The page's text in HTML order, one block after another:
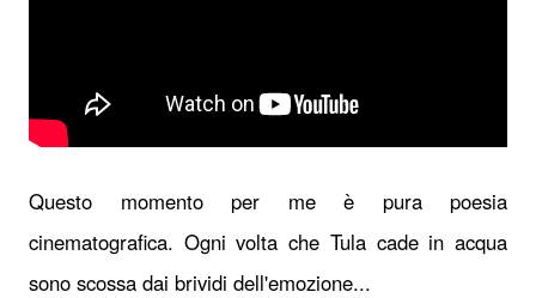
Questo momento per me è pura poesia
cinematografica. Ogni volta che Tula cade in acqua
sono scossa dai brividi dell'emozione...